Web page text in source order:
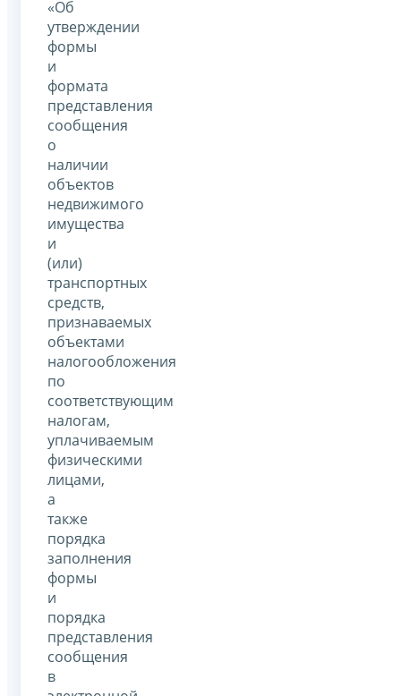
«Об
утверждении
формы
и
формата
представления
сообщения
о
наличии
объектов
недвижимого
имущества
и
(или)
транспортных
средств,
признаваемых
объектами
налогообложения
по
соответствующим
налогам,
уплачиваемым
физическими
лицами,
а
также
порядка
заполнения
формы
и
порядка
представления
сообщения
в